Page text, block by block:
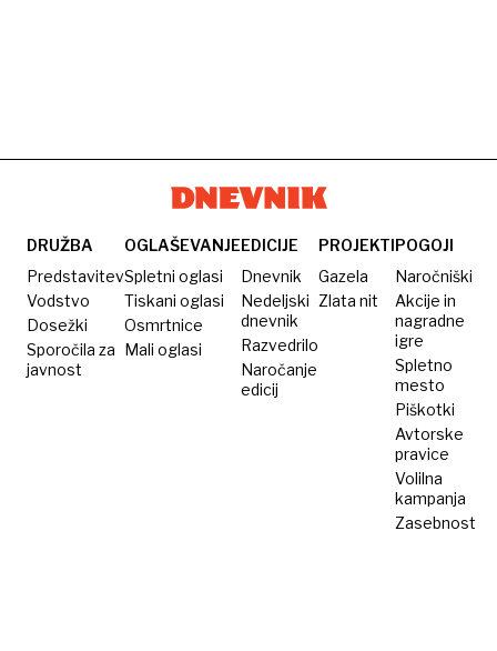
DRUŽBA
Predstavitev
Vodstvo
Dosežki
Sporočila za
javnost
OGLAŠEVANJE
Spletni oglasi
Tiskani oglasi
Osmrtnice
Mali oglasi
EDICIJE
Dnevnik
Nedeljski
dnevnik
Razvedrilo
Naročanje
edicij
PROJEKTI
Gazela
Zlata nit
POGOJI
Naročniški
Akcije in
nagradne
igre
Spletno
mesto
Piškotki
Avtorske
pravice
Volilna
kampanja
Zasebnost